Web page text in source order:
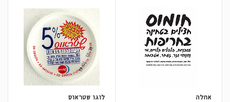
אחלה
לוגו שטראוס